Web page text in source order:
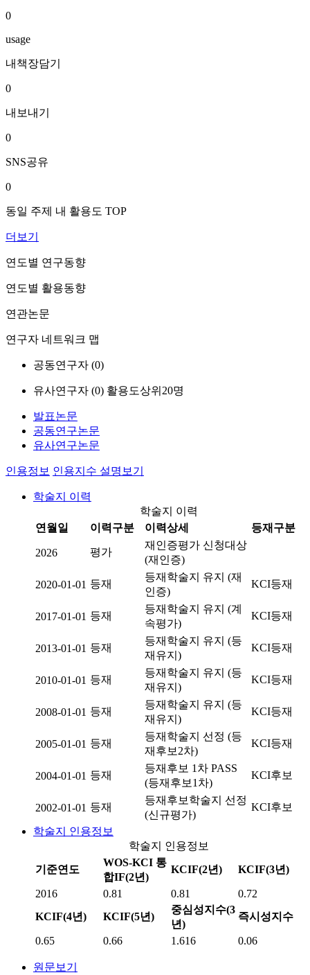
0
usage
내책장담기
0
내보내기
0
SNS공유
0
동일 주제 내 활용도 TOP
더보기
연도별 연구동향
연도별 활용동향
연관논문
연구자 네트워크 맵
공동연구자 (0)
유사연구자 (0) 활용도상위20명
발표논문
공동연구논문
유사연구논문
인용정보 인용지수 설명보기
학술지 이력
학술지 이력
연월일
이력구분 이력상세 등재구분
2026 평가
재인증평가 신청대상
(재인증)
2020-01-01 등재
등재학술지 유지 (재
인증)
KCI등재
2017-01-01 등재
등재학술지 유지 (계
속평가)
KCI등재
2013-01-01 등재
등재학술지 유지 (등
재유지)
KCI등재
2010-01-01 등재
등재학술지 유지 (등
재유지)
KCI등재
2008-01-01 등재
등재학술지 유지 (등
재유지)
KCI등재
2005-01-01 등재
등재학술지 선정 (등
재후보2차)
KCI등재
2004-01-01 등재
등재후보 1차 PASS
(등재후보1차)
KCI후보
2002-01-01 등재
등재후보학술지 선정
(신규평가)
KCI후보
학술지 인용정보
학술지 인용정보
기준연도
WOS-KCI 통
합IF(2년)
KCIF(2년) KCIF(3년)
2016 0.81 0.81
0.72
KCIF(4년)
KCIF(5년)
중심성지수(3
년)
즉시성지수
0.65 0.66 1.616 0.06
원문보기